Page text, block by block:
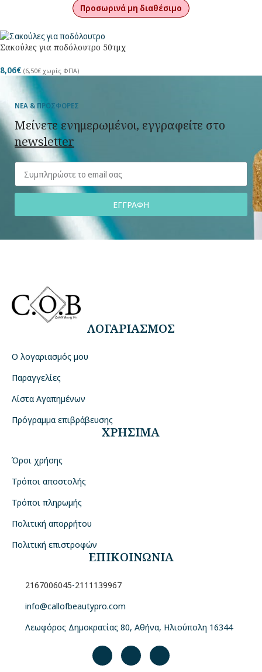
Προσωρινά μη διαθέσιμο
Σακούλες για ποδόλουτρο 50τμχ
8,06€ (6,50€ χωρίς ΦΠΑ)
ΝΕΑ & ΠΡΟΣΦΟΡΕΣ
Μείνετε ενημερωμένοι, εγγραφείτε στο
newsletter
ΕΓΓΡΑΦΗ
ΛΟΓΑΡΙΑΣΜΟΣ
Ο λογαριασμός μου
Παραγγελίες
Λίστα Αγαπημένων
Πρόγραμμα επιβράβευσης
ΧΡΗΣΙΜΑ
Όροι χρήσης
Τρόποι αποστολής
Τρόποι πληρωμής
Πολιτική απορρήτου
Πολιτική επιστροφών
ΕΠΙΚΟΙΝΩΝΙΑ
2167006045-2111139967
info@callofbeautypro.com
Λεωφόρος Δημοκρατίας 80, Αθήνα, Ηλιούπολη 16344